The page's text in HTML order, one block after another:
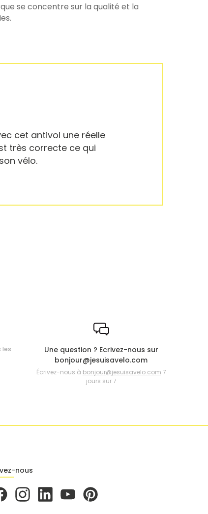
se concentre sur la qualité et la
cet antivol une réelle
très correcte ce qui
vélo.
les
Une question ? Ecrivez-nous sur
bonjour@jesuisavelo.com
Écrivez-nous à bonjour@jesuisavelo.com 7
jours sur 7
nous